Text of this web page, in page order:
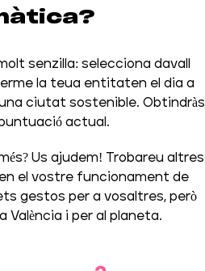
senzilla: selecciona davall
la teua entitaten el dia a
ciutat sostenible. Obtindràs
actual.
Us ajudem! Trobareu altres
el vostre funcionament de
gestos per a vosaltres, però
València i per al planeta.